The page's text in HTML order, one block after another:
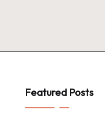
Featured Posts